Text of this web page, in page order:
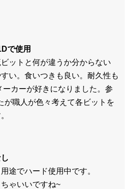
で使用
ットと何が違うか分からない
い。食いつきも良い。耐久性も
カーが好きになりました。参
が職人が色々考えて各ビットを
途でハード使用中です。
ゃいいですね~